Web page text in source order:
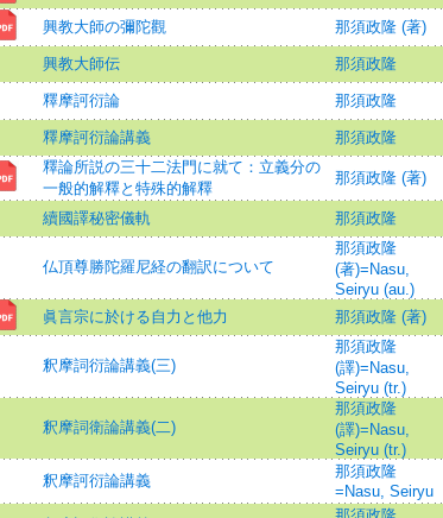
興教大師の彌陀觀 那須政隆 (著)
興教大師伝 那須政隆
釋摩訶衍論 那須政隆
釋摩訶衍論講義 那須政隆
釋論所説の三十二法門に就て：立義分の
一般的解釋と特殊的解釋
那須政隆 (著)
續國譯秘密儀軌 那須政隆
仏頂尊勝陀羅尼経の翻訳について
那須政隆
(著)=Nasu,
Seiryu (au.)
眞言宗に於ける自力と他力 那須政隆 (著)
釈摩詞衍論講義(三)
那須政隆
(譯)=Nasu,
Seiryu (tr.)
釈摩詞衛論講義(二)
那須政隆
(譯)=Nasu,
Seiryu (tr.)
釈摩訶衍論講義
那須政隆
=Nasu, Seiryu